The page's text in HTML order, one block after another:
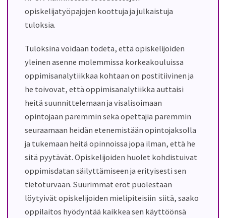
opiskelijatyöpajojen koottuja ja julkaistuja
tuloksia.
Tuloksina voidaan todeta, että opiskelijoiden
yleinen asenne molemmissa korkeakouluissa
oppimisanalytiikkaa kohtaan on postitiivinen ja
he toivovat, että oppimisanalytiikka auttaisi
heitä suunnittelemaan javisalisoimaan
opintojaan paremmin sekä opettajia paremmin
seuraamaan heidän etenemistään opintojaksolla
ja tukemaan heitä opinnoissa jopa ilman, että he
sitä pyytävät. Opiskelijoiden huolet kohdistuivat
oppimisdatan säilyttämiseen ja erityisesti sen
tietoturvaan. Suurimmat erot puolestaan
löytyivät opiskelijoiden mielipiteisiin siitä, saako
oppilaitos hyödyntää kaikkea sen käyttöönsä